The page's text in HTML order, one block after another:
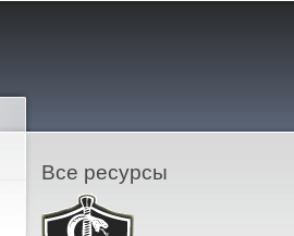
Все ресурсы